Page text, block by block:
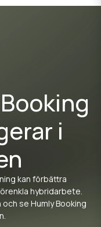
i
kan förbättra
hybridarbete.
se Humly Booking